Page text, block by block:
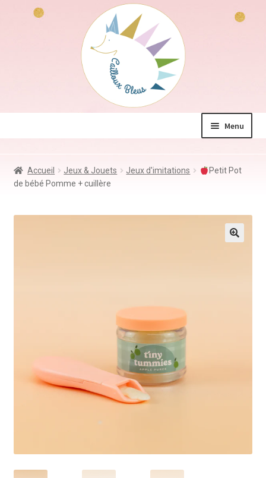
Menu
Jeux & Jouets
Accueil Jeux & Jouets Jeux d'imitations
Petit Pot
de bébé Pomme + cuillère